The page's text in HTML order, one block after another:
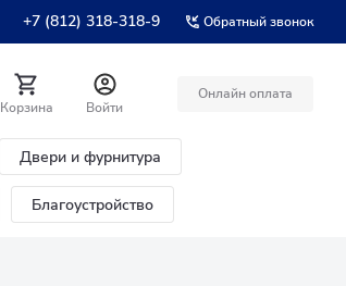
+7 (812) 318-318-9 Обратный звонок
Корзина Войти
Онлайн оплата
Двери и фурнитура
Благоустройство